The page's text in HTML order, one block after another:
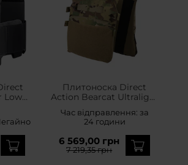
Low
Плитоноска Direct
Action Bearcat Ultralight
Plate Carrier Multicam -
для плит розміру M
Час відправлення: за
24 години
6 569,00 грн
7 219,35 грн